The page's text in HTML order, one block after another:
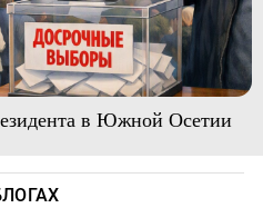
в Южной Осетии